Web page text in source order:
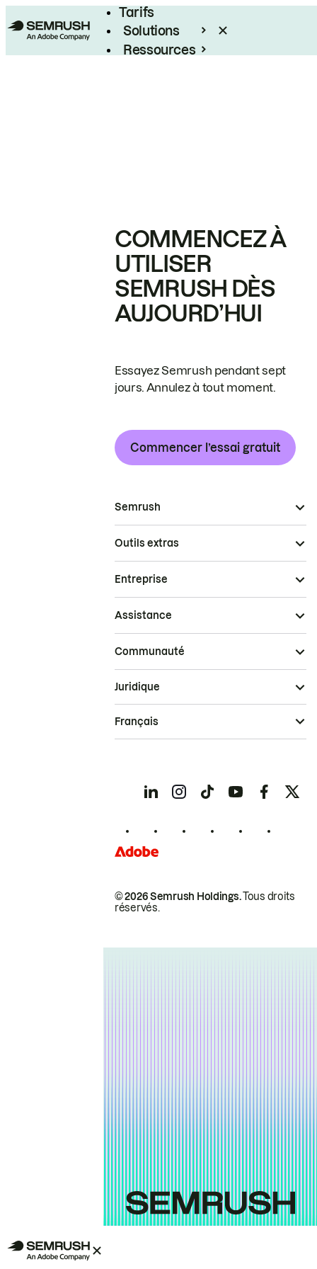
Tarifs
Solutions
Ressources
COMMENCEZ À
UTILISER
SEMRUSH DÈS
AUJOURD’HUI
Essayez Semrush pendant sept
jours. Annulez à tout moment.
Commencer l’essai gratuit
Semrush
Outils extras
Entreprise
Assistance
Communauté
© 2026 Semrush Holdings.Tous droits
réservés.
Juridique
Français